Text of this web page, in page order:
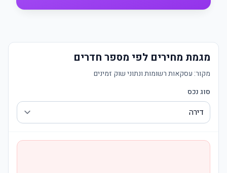
מגמת מחירים לפי מספר חדרים
מקור: עסקאות רשומות ונתוני שוק זמינים
סוג נכס